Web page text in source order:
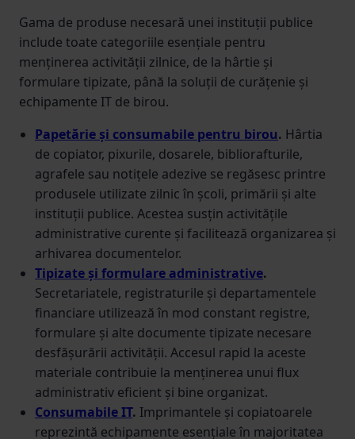
Gama de produse necesară unei instituții publice
include toate categoriile esențiale pentru
menținerea activității zilnice, de la hârtie și
formulare tipizate, până la soluții de curățenie și
echipamente IT de birou.
Papetărie și consumabile pentru birou. Hârtia
de copiator, pixurile, dosarele, bibliorafturile,
agrafele sau notițele adezive se regăsesc printre
produsele utilizate zilnic în școli, primării și alte
instituții publice. Acestea susțin activitățile
administrative curente și facilitează organizarea și
arhivarea documentelor.
Tipizate și formulare administrative.
Secretariatele, registraturile și departamentele
financiare utilizează în mod constant registre,
formulare și alte documente tipizate necesare
desfășurării activității. Accesul rapid la aceste
materiale contribuie la menținerea unui flux
administrativ eficient și bine organizat.
Consumabile IT. Imprimantele și copiatoarele
reprezintă echipamente esențiale în majoritatea